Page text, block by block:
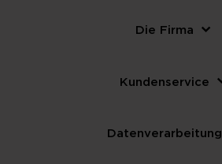
Die Firma
Kundenservice
Datenverarbeitung